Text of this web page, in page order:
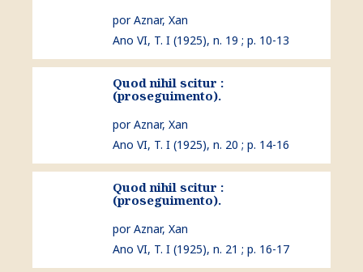
por Aznar, Xan
Ano VI, T. I (1925), n. 19 ; p. 10-13
ver Quod nihil scitur : (proseguimento).
Quod nihil scitur :
(proseguimento).
por Aznar, Xan
Ano VI, T. I (1925), n. 20 ; p. 14-16
ver Quod nihil scitur : (proseguimento).
Quod nihil scitur :
(proseguimento).
por Aznar, Xan
Ano VI, T. I (1925), n. 21 ; p. 16-17